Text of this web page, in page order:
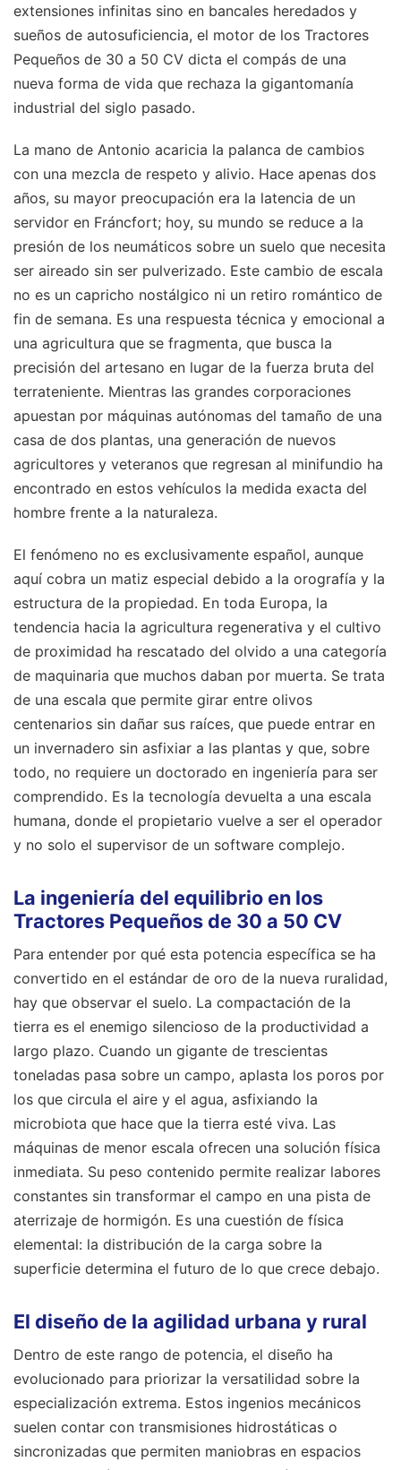
extensiones infinitas sino en bancales heredados y
sueños de autosuficiencia, el motor de los Tractores
Pequeños de 30 a 50 CV dicta el compás de una
nueva forma de vida que rechaza la gigantomanía
industrial del siglo pasado.
La mano de Antonio acaricia la palanca de cambios
con una mezcla de respeto y alivio. Hace apenas dos
años, su mayor preocupación era la latencia de un
servidor en Fráncfort; hoy, su mundo se reduce a la
presión de los neumáticos sobre un suelo que necesita
ser aireado sin ser pulverizado. Este cambio de escala
no es un capricho nostálgico ni un retiro romántico de
fin de semana. Es una respuesta técnica y emocional a
una agricultura que se fragmenta, que busca la
precisión del artesano en lugar de la fuerza bruta del
terrateniente. Mientras las grandes corporaciones
apuestan por máquinas autónomas del tamaño de una
casa de dos plantas, una generación de nuevos
agricultores y veteranos que regresan al minifundio ha
encontrado en estos vehículos la medida exacta del
hombre frente a la naturaleza.
El fenómeno no es exclusivamente español, aunque
aquí cobra un matiz especial debido a la orografía y la
estructura de la propiedad. En toda Europa, la
tendencia hacia la agricultura regenerativa y el cultivo
de proximidad ha rescatado del olvido a una categoría
de maquinaria que muchos daban por muerta. Se trata
de una escala que permite girar entre olivos
centenarios sin dañar sus raíces, que puede entrar en
un invernadero sin asfixiar a las plantas y que, sobre
todo, no requiere un doctorado en ingeniería para ser
comprendido. Es la tecnología devuelta a una escala
humana, donde el propietario vuelve a ser el operador
y no solo el supervisor de un software complejo.
La ingeniería del equilibrio en los
Tractores Pequeños de 30 a 50 CV
Para entender por qué esta potencia específica se ha
convertido en el estándar de oro de la nueva ruralidad,
hay que observar el suelo. La compactación de la
tierra es el enemigo silencioso de la productividad a
largo plazo. Cuando un gigante de trescientas
toneladas pasa sobre un campo, aplasta los poros por
los que circula el aire y el agua, asfixiando la
microbiota que hace que la tierra esté viva. Las
máquinas de menor escala ofrecen una solución física
inmediata. Su peso contenido permite realizar labores
constantes sin transformar el campo en una pista de
aterrizaje de hormigón. Es una cuestión de física
elemental: la distribución de la carga sobre la
superficie determina el futuro de lo que crece debajo.
El diseño de la agilidad urbana y rural
Dentro de este rango de potencia, el diseño ha
evolucionado para priorizar la versatilidad sobre la
especialización extrema. Estos ingenios mecánicos
suelen contar con transmisiones hidrostáticas o
sincronizadas que permiten maniobras en espacios